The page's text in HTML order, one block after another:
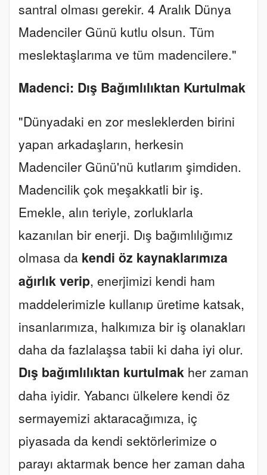
santral olması gerekir. 4 Aralık Dünya
Madenciler Günü kutlu olsun. Tüm
meslektaşlarıma ve tüm madencilere."
Madenci: Dış Bağımlılıktan Kurtulmak
"Dünyadaki en zor mesleklerden birini
yapan arkadaşların, herkesin
Madenciler Günü'nü kutlarım şimdiden.
Madencilik çok meşakkatli bir iş.
Emekle, alın teriyle, zorluklarla
kazanılan bir enerji. Dış bağımlılığımız
olmasa da kendi öz kaynaklarımıza
ağırlık verip, enerjimizi kendi ham
maddelerimizle kullanıp üretime katsak,
insanlarımıza, halkımıza bir iş olanakları
daha da fazlalaşsa tabii ki daha iyi olur.
Dış bağımlılıktan kurtulmak her zaman
daha iyidir. Yabancı ülkelere kendi öz
sermayemizi aktaracağımıza, iç
piyasada da kendi sektörlerimize o
parayı aktarmak bence her zaman daha